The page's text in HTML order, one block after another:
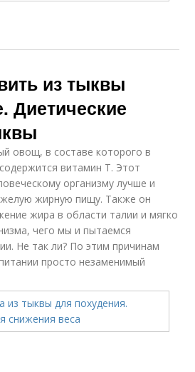
из тыквы
Диетические
овощ, в составе которого в
витамин Т. Этот
организму лучше и
жирную пищу. Также он
жира в области талии и мягко
чего мы и пытаемся
Не так ли? По этим причинам
просто незаменимый